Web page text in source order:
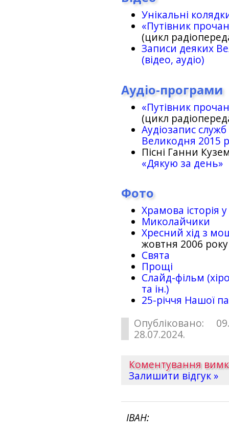
Унікальні
«Путівник
(цикл
Записи деяких
(відео, аудіо)
Аудіо-програми
«Путівник
(цикл
Аудіозапис
Великодня 2015
Пісні Ганни
«Дякую за день»
Фото
Храмова історія
Миколайчики
Хресний хід з
жовтня 2006 року
Свята
Прощі
Слайд-фільм
та ін.)
25-рiччя Нашої
Опубліковано:
28.07.2024.
Коментування
Залишити відгук »
ІВАН